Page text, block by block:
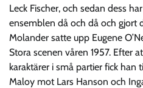
Leck Fischer, och sedan dess
ensemblen då och då och gjort
Molander satte upp Eugene
Stora scenen våren 1957. Efter
karaktärer i små partier fick han
Maloy mot Lars Hanson och